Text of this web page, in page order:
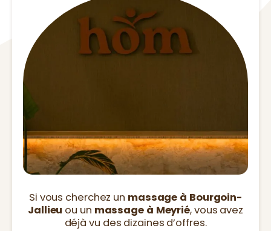
Si vous cherchez un massage à Bourgoin-
Jallieu ou un massage à Meyrié, vous avez
déjà vu des dizaines d’offres.